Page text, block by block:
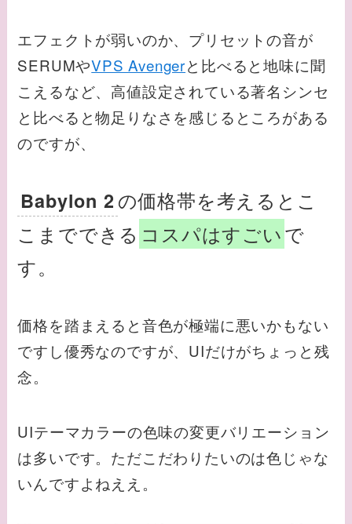
エフェクトが弱いのか、プリセットの音が
SERUMやVPS Avengerと比べると地味に聞
こえるなど、高値設定されている著名シンセ
と比べると物足りなさを感じるところがある
のですが、
Babylon 2 の価格帯を考えるとこ
こまでできる コスパはすごいで
す。
価格を踏まえると音色が極端に悪いかもない
ですし優秀なのですが、UIだけがちょっと残
念。
UIテーマカラーの色味の変更バリエーション
は多いです。ただこだわりたいのは色じゃな
いんですよねええ。